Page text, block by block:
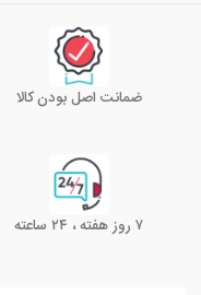
ضمانت اصل بودن کالا
۷ روز هفته ، ۲۴ ساعته